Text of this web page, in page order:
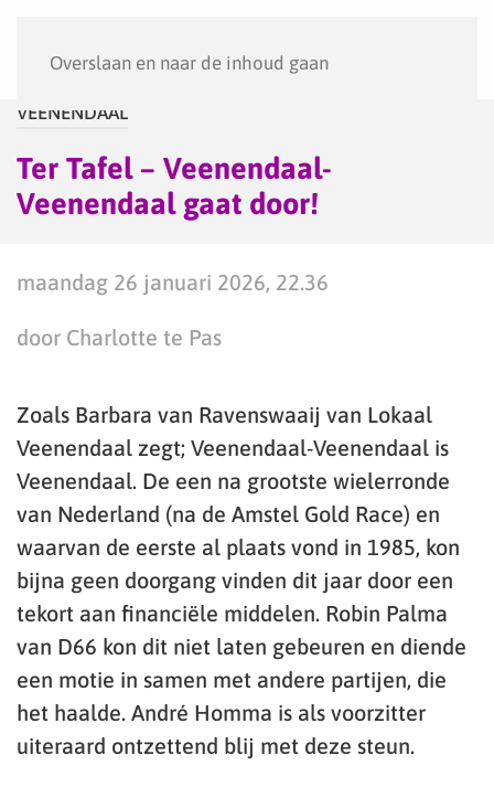
Overslaan en naar de inhoud gaan
VEENENDAAL
Ter Tafel – Veenendaal-
Veenendaal gaat door!
maandag 26 januari 2026, 22.36
door Charlotte te Pas
Zoals Barbara van Ravenswaaij van Lokaal
Veenendaal zegt; Veenendaal-Veenendaal is
Veenendaal. De een na grootste wielerronde
van Nederland (na de Amstel Gold Race) en
waarvan de eerste al plaats vond in 1985, kon
bijna geen doorgang vinden dit jaar door een
tekort aan financiële middelen. Robin Palma
van D66 kon dit niet laten gebeuren en diende
een motie in samen met andere partijen, die
het haalde. André Homma is als voorzitter
uiteraard ontzettend blij met deze steun.